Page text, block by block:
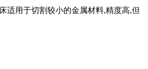
适用于切割较小的金属材料,精度高,但